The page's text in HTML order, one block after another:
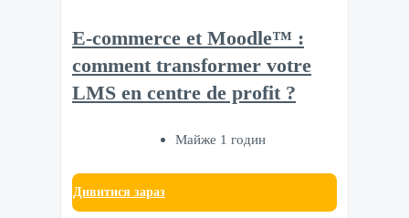
E-commerce et Moodle™ :
comment transformer votre
LMS en centre de profit ?
Майже 1 годин
Дивитися зараз